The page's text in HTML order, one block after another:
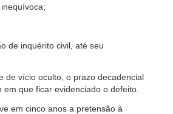
de inquérito civil, até seu
de vício oculto, o prazo decadencial
em que ficar evidenciado o defeito.
em cinco anos a pretensão à